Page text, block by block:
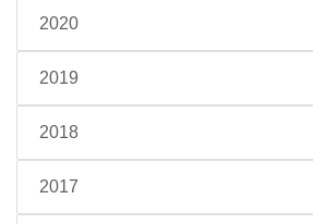
2020
2019
2018
2017